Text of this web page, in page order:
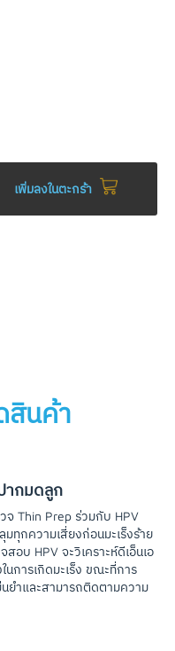
เพิ่มลงในตะกร้า
สินค้า
ากมดลูก
จ Thin Prep ร่วมกับ HPV
ทุกความเสี่ยงก่อนมะเร็งร้าย
อบ HPV จะวิเคราะห์ดีเอ็นเอ
นการเกิดมะเร็ง ขณะที่การ
ยำและสามารถติดตามความ